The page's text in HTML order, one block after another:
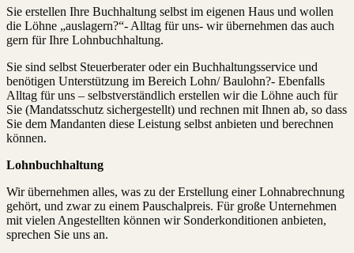
Sie erstellen Ihre Buchhaltung selbst im eigenen Haus und wollen
die Löhne „auslagern?“- Alltag für uns- wir übernehmen das auch
gern für Ihre Lohnbuchhaltung.
Sie sind selbst Steuerberater oder ein Buchhaltungsservice und
benötigen Unterstützung im Bereich Lohn/ Baulohn?- Ebenfalls
Alltag für uns – selbstverständlich erstellen wir die Löhne auch für
Sie (Mandatsschutz sichergestellt) und rechnen mit Ihnen ab, so dass
Sie dem Mandanten diese Leistung selbst anbieten und berechnen
können.
Lohnbuchhaltung
Wir übernehmen alles, was zu der Erstellung einer Lohnabrechnung
gehört, und zwar zu einem Pauschalpreis. Für große Unternehmen
mit vielen Angestellten können wir Sonderkonditionen anbieten,
sprechen Sie uns an.